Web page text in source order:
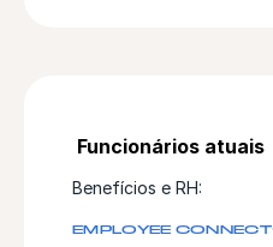
Funcionários atuais
Benefícios e RH:
EMPLOYEE CONNECT